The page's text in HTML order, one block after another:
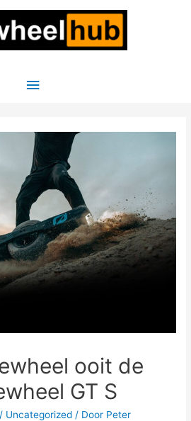
Hoofdmenu
ooit de
GT S
/ Uncategorized / Door Peter